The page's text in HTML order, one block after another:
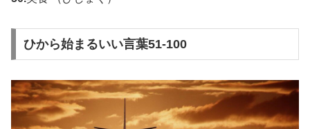
ひから始まるいい言葉51-100